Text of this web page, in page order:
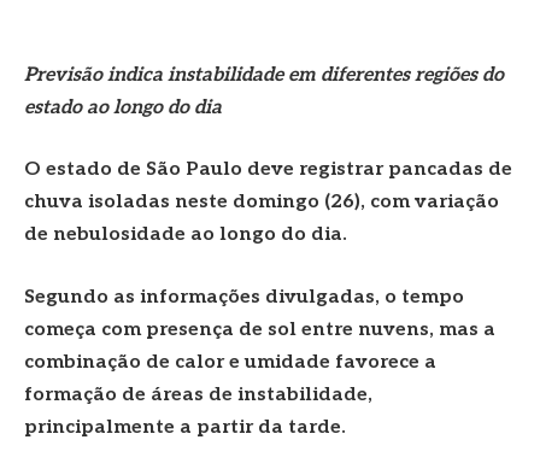
Previsão indica instabilidade em diferentes regiões do
estado ao longo do dia
O estado de São Paulo deve registrar pancadas de
chuva isoladas neste domingo (26), com variação
de nebulosidade ao longo do dia.
Segundo as informações divulgadas, o tempo
começa com presença de sol entre nuvens, mas a
combinação de calor e umidade favorece a
formação de áreas de instabilidade,
principalmente a partir da tarde.